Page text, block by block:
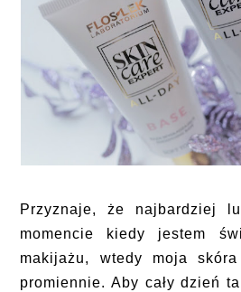
Przyznaje, że najbardziej
momencie kiedy jestem
makijażu, wtedy moja
promiennie. Aby cały dzień